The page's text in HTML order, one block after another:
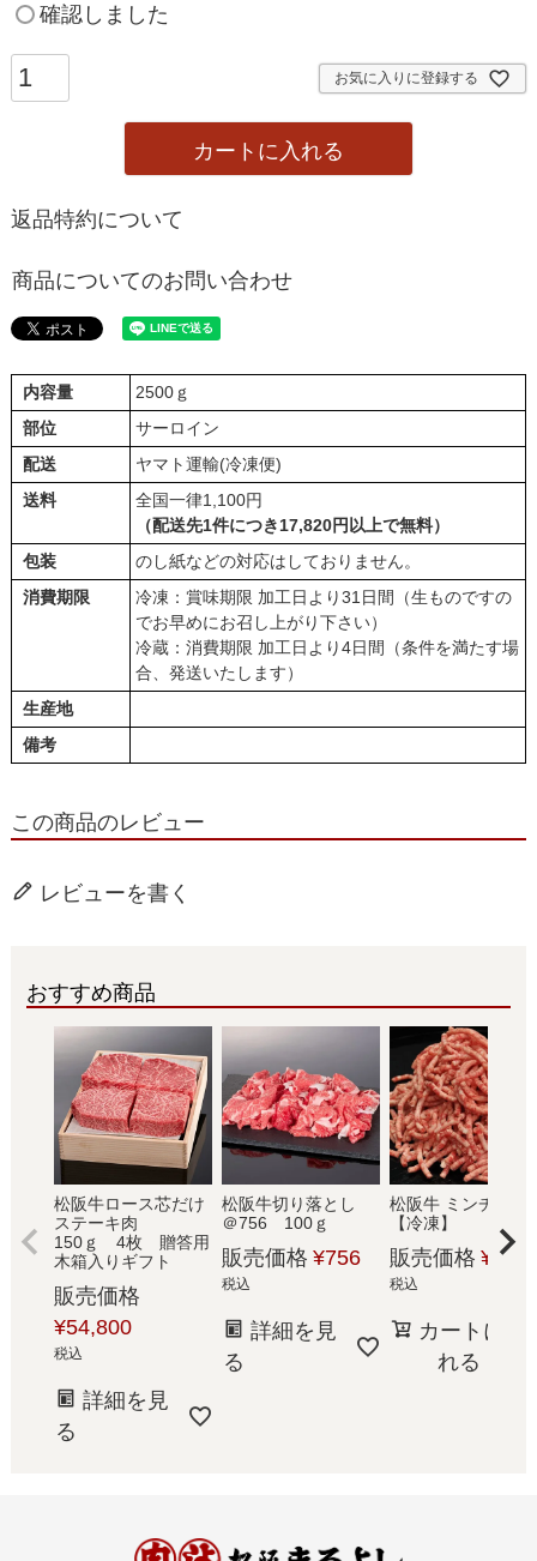
確認しました
お気に入りに登録する
カートに入れる
返品特約について
商品についてのお問い合わせ
内容量
2500ｇ
部位
サーロイン
配送
ヤマト運輸(冷凍便)
送料
全国一律1,100円
（配送先1件につき17,820円以上で無料）
包装
のし紙などの対応はしておりません。
消費期限
冷凍：賞味期限 加工日より31日間（生ものですの
でお早めにお召し上がり下さい）
冷蔵：消費期限 加工日より4日間（条件を満たす場
合、発送いたします）
生産地
備考
この商品のレビュー
レビューを書く
おすすめ商品
松阪牛ロース芯だけ
ステーキ肉
150ｇ 4枚 贈答用
木箱入りギフト
販売価格
¥54,800
税込
詳細を見
る
松阪牛切り落とし
＠756 100ｇ
販売価格 ¥756
税込
詳細を見
る
松阪牛 ミンチ 300
【冷凍】
販売価格 ¥
税込
カートに入
れる